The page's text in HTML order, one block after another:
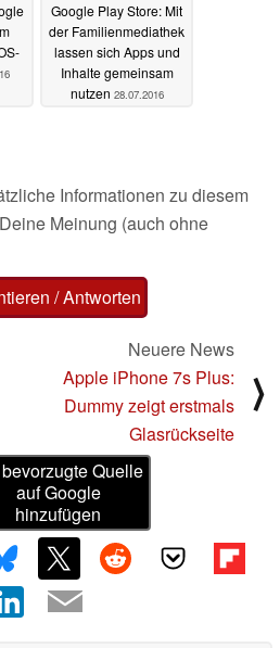
Google Play Store: Mit
der Familienmediathek
lassen sich Apps und
Inhalte gemeinsam
nutzen 28.07.2016
Informationen zu diesem
Meinung (auch ohne
/ Antworten
Neuere News
Apple iPhone 7s Plus:
Dummy zeigt erstmals
Glasrückseite
⟩
Quelle
auf Google
hinzufügen